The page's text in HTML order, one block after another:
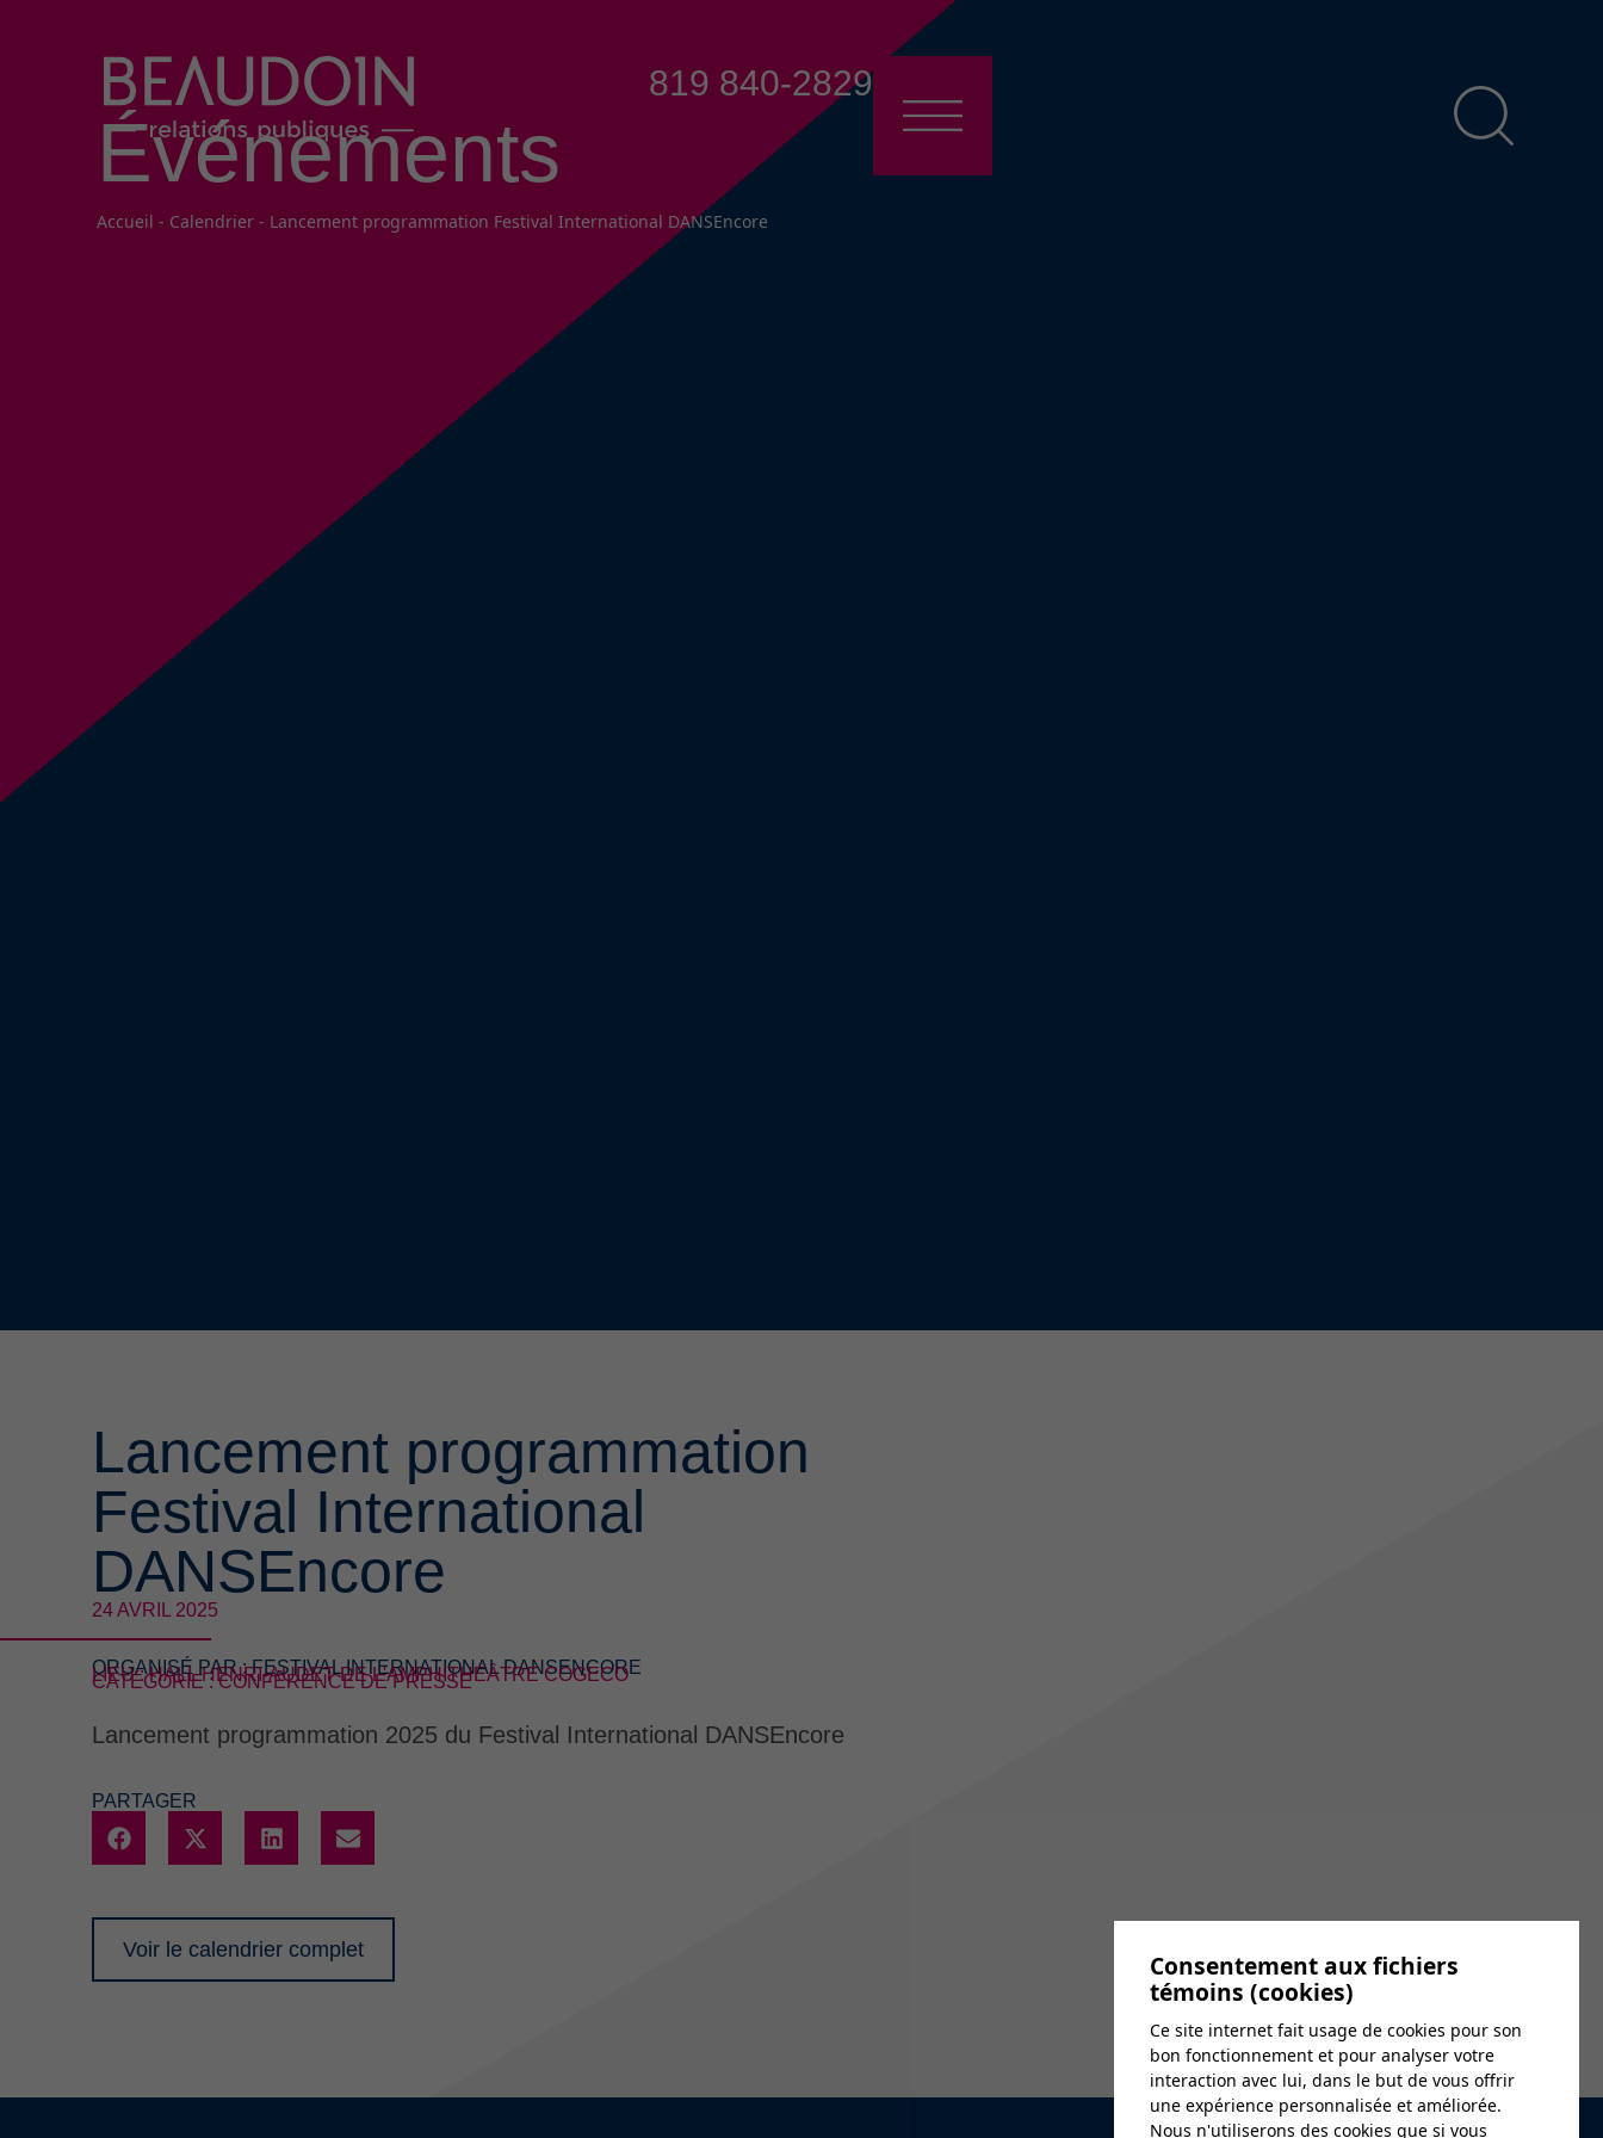
819 840-2829
Événements
Fil d'Ariane
Accueil - Calendrier- Lancement programmation Festival International DANSEncore
Lancement programmation
Festival International
DANSEncore
24 AVRIL 2025
ORGANISÉ PAR :FESTIVAL INTERNATIONAL DANSENCORE
LIEU : HALL HENRI-AUDET DE L'AMPHITHÉÂTRE COGECO
CATÉGORIE : CONFÉRENCE DE PRESSE
Lancement programmation 2025 du Festival International DANSEncore
PARTAGER
Voir le calendrier complet
Consentement aux fichiers
témoins (cookies)
Ce site internet fait usage de cookies pour son
bon fonctionnement et pour analyser votre
interaction avec lui, dans le but de vous offrir
une expérience personnalisée et améliorée.
Nous n'utiliserons des cookies que si vous